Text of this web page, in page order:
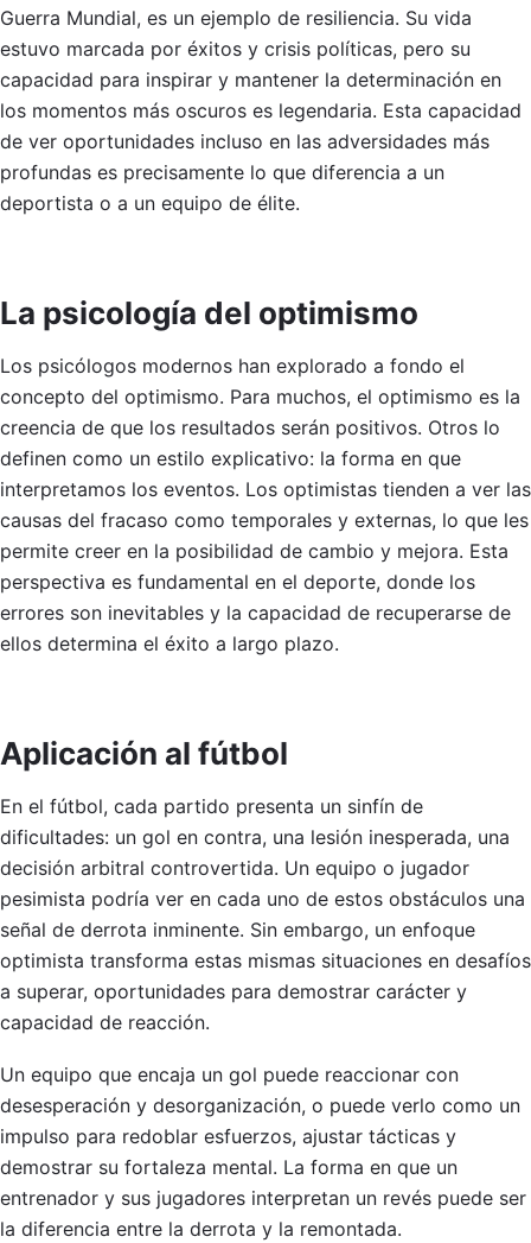
Guerra Mundial, es un ejemplo de resiliencia. Su vida
estuvo marcada por éxitos y crisis políticas, pero su
capacidad para inspirar y mantener la determinación en
los momentos más oscuros es legendaria. Esta capacidad
de ver oportunidades incluso en las adversidades más
profundas es precisamente lo que diferencia a un
deportista o a un equipo de élite.
La psicología del optimismo
Los psicólogos modernos han explorado a fondo el
concepto del optimismo. Para muchos, el optimismo es la
creencia de que los resultados serán positivos. Otros lo
definen como un estilo explicativo: la forma en que
interpretamos los eventos. Los optimistas tienden a ver las
causas del fracaso como temporales y externas, lo que les
permite creer en la posibilidad de cambio y mejora. Esta
perspectiva es fundamental en el deporte, donde los
errores son inevitables y la capacidad de recuperarse de
ellos determina el éxito a largo plazo.
Aplicación al fútbol
En el fútbol, cada partido presenta un sinfín de
dificultades: un gol en contra, una lesión inesperada, una
decisión arbitral controvertida. Un equipo o jugador
pesimista podría ver en cada uno de estos obstáculos una
señal de derrota inminente. Sin embargo, un enfoque
optimista transforma estas mismas situaciones en desafíos
a superar, oportunidades para demostrar carácter y
capacidad de reacción.
Un equipo que encaja un gol puede reaccionar con
desesperación y desorganización, o puede verlo como un
impulso para redoblar esfuerzos, ajustar tácticas y
demostrar su fortaleza mental. La forma en que un
entrenador y sus jugadores interpretan un revés puede ser
la diferencia entre la derrota y la remontada.